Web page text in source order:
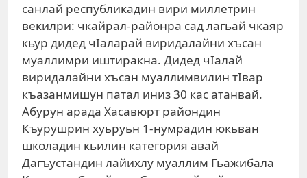
санлай республикадин вири миллетрин
векилри: чкайрал-районра сад лагьай чкаяр
кьур дидед чIаларай виридалайни хъсан
муаллимри иштиракна. Дидед чIалай
виридалайни хъсан муаллимвилин тIвар
къазанмишун патал иниз 30 кас атанвай.
Абурун арада Хасавюрт райондин
Къурушрин хуьруьн 1-нумрадин юкьван
школадин кьилин категория авай
Дагъустандин лайихлу муаллим Гьажибала